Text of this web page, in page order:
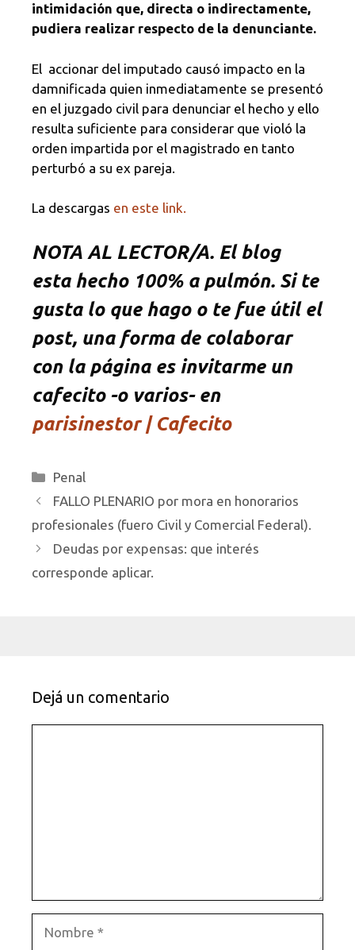
intimidación que, directa o indirectamente,
pudiera realizar respecto de la denunciante.
El accionar del imputado causó impacto en la
damnificada quien inmediatamente se presentó
en el juzgado civil para denunciar el hecho y ello
resulta suficiente para considerar que violó la
orden impartida por el magistrado en tanto
perturbó a su ex pareja.
La descargas en este link.
NOTA AL LECTOR/A. El blog
esta hecho 100% a pulmón. Si te
gusta lo que hago o te fue útil el
post, una forma de colaborar
con la página es invitarme un
cafecito -o varios- en
parisinestor | Cafecito
Categorías
Penal
FALLO PLENARIO por mora en honorarios
profesionales (fuero Civil y Comercial Federal).
Deudas por expensas: que interés
corresponde aplicar.
Dejá un comentario